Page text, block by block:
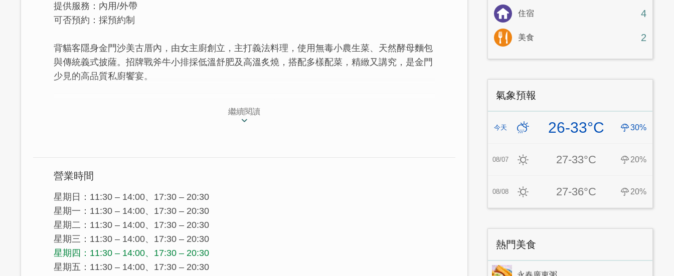
提供服務：內用/外帶
可否預約：採預約制
背貓客隱身金門沙美古厝內，由女主廚創立，主打義法料理，使用無毒小農生菜、天然酵母麵包
與傳統義式披薩。招牌戰斧牛小排採低溫舒肥及高溫炙燒，搭配多樣配菜，精緻又講究，是金門
少見的高品質私廚饗宴。
法料理!女主廚本來是台中某餐廳的行政主廚，為愛放棄大城市與主廚的頭銜，遠嫁金門，帶著
繼續閱讀
營業時間
星期日：11:30 – 14:00、17:30 – 20:30
星期一：11:30 – 14:00、17:30 – 20:30
星期二：11:30 – 14:00、17:30 – 20:30
星期三：11:30 – 14:00、17:30 – 20:30
星期四：11:30 – 14:00、17:30 – 20:30
星期五：11:30 – 14:00、17:30 – 20:30
住宿 4
美食 2
氣象預報
今天 26-33°C 30%
08/07 27-33°C 20%
08/08 27-36°C 20%
熱門美食